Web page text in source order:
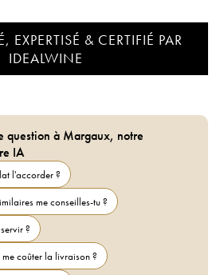
EXPERTISÉ & CERTIFIÉ PAR
IDEALWINE
question à Margaux, notre
IA
l'accorder ?
me conseilles-tu ?
?
coûter la livraison ?